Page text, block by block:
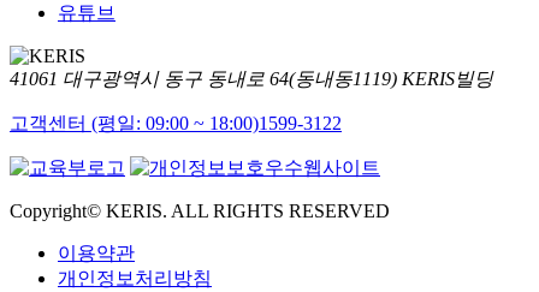
유튜브
41061 대구광역시 동구 동내로 64(동내동1119) KERIS빌딩
고객센터 (평일: 09:00 ~ 18:00)1599-3122
Copyright© KERIS. ALL RIGHTS RESERVED
이용약관
개인정보처리방침